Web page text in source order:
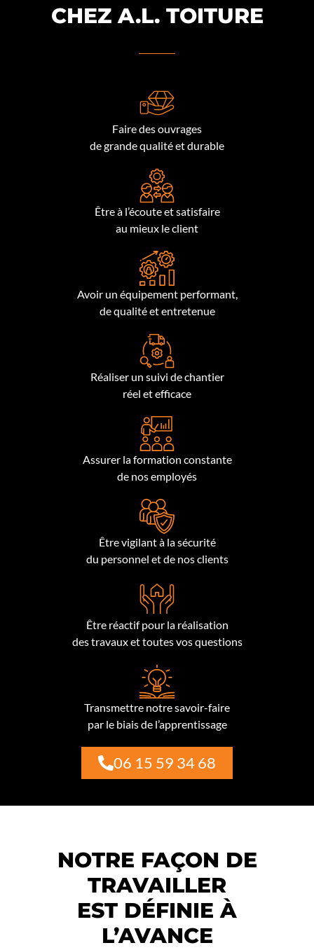
CHEZ A.L. TOITURE
Faire des ouvrages
de grande qualité et durable
Être à l’écoute et satisfaire
au mieux le client
Avoir un équipement performant,
de qualité et entretenue
Réaliser un suivi de chantier
réel et efficace
Assurer la formation constante
de nos employés
Être vigilant à la sécurité
du personnel et de nos clients
Être réactif pour la réalisation
des travaux et toutes vos questions
Transmettre notre savoir-faire
par le biais de l’apprentissage
06 15 59 34 68
NOTRE FAÇON DE
TRAVAILLER
EST DÉFINIE À
L’AVANCE